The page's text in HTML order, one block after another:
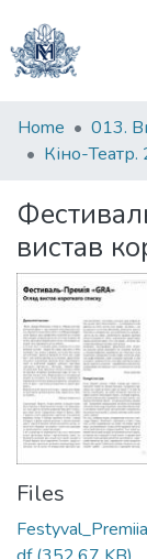
Communities
&
All of DSpace
Statistics
Home 013.
Кіно-
вистав
Files